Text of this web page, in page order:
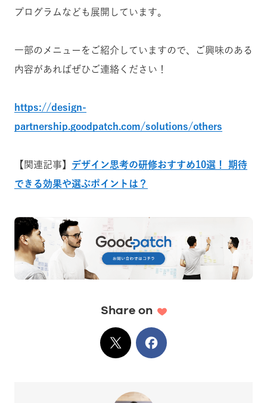
プログラムなども展開しています。
一部のメニューをご紹介していますので、ご興味のある
内容があればぜひご連絡ください！
https://design-
partnership.goodpatch.com/solutions/others
【関連記事】 デザイン思考の研修おすすめ10選！ 期待
できる効果や選ぶポイントは？
Share on
XでシェアFacebook